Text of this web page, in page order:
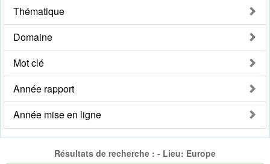
Thématique
Domaine
Mot clé
Année rapport
Année mise en ligne
Résultats de recherche : - Lieu: Europe